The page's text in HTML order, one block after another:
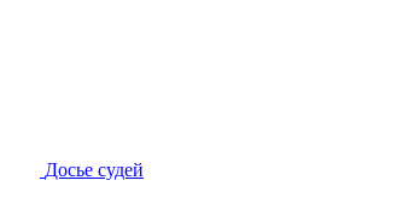
Досье судей